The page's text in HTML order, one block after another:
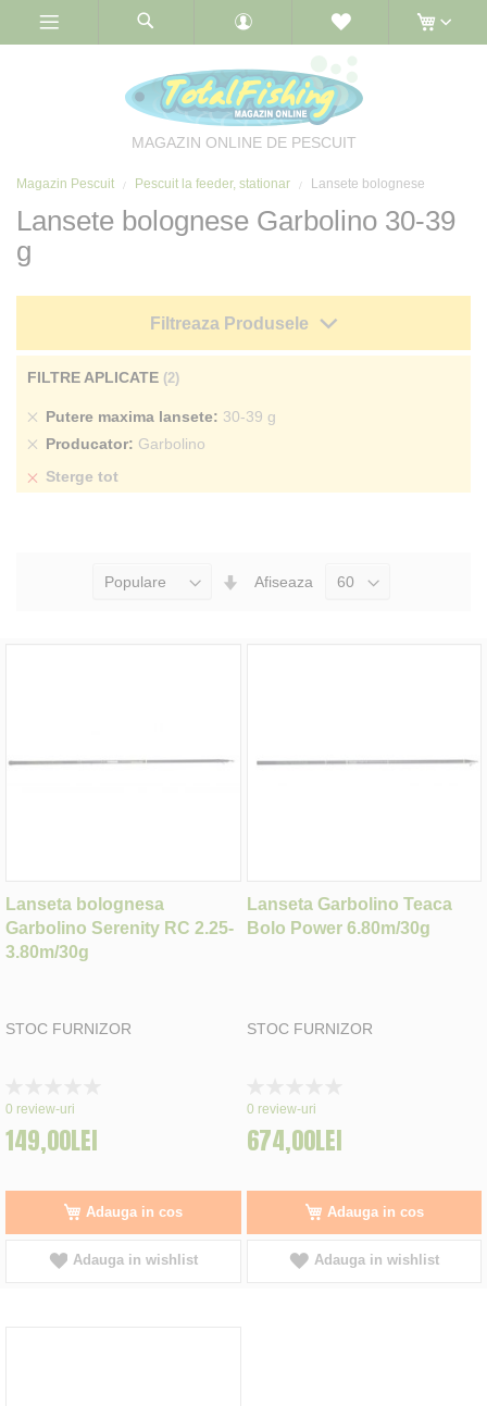
MAGAZIN ONLINE DE PESCUIT
Magazin Pescuit Pescuit la feeder, stationar Lansete bolognese
Lansete bolognese Garbolino 30-39
g
Seteaza
Afiseaza
Lanseta bolognesa
Garbolino Serenity RC 2.25-
3.80m/30g
STOC FURNIZOR
0%
0 review-uri
149,00LEI
Adauga in cos
Adauga in wishlist
Lanseta Garbolino Teaca
Bolo Power 6.80m/30g
STOC FURNIZOR
0%
0 review-uri
674,00LEI
Adauga in cos
Adauga in wishlist
Filtreaza Produsele
FILTRE APLICATE
Putere maxima lansete 30-39 g
Sterge
produs
Producator Garbolino
Sterge
Sterge tot